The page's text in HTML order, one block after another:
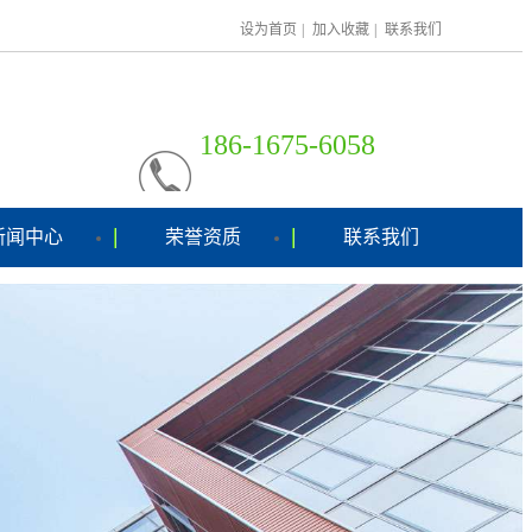
设为首页 加入收藏 联系我们
186-1675-6058
0512-66708431-8001
闻中心 荣誉资质 联系我们